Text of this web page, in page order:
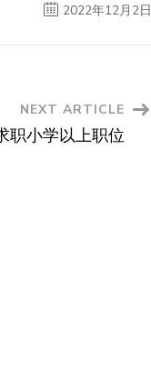
2022年12月2日
NEXT ARTICLE
职小学以上职位